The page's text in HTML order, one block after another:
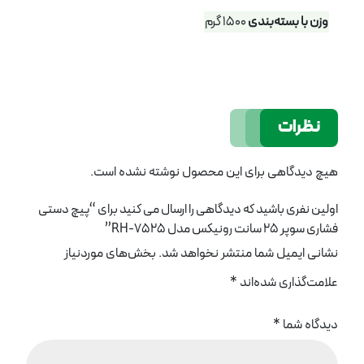
وزن با بسته‌بندی1500 گرم
نظرات
هیچ دیدگاهی برای این محصول نوشته نشده است.
اولین نفری باشید که دیدگاهی را ارسال می کنید برای “پیچ دستی
فشاری سوپر 25 سانت رونیکس مدل RH-7525”
نشانی ایمیل شما منتشر نخواهد شد. بخش‌های موردنیاز
علامت‌گذاری شده‌اند *
دیدگاه شما *